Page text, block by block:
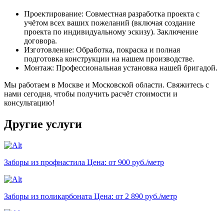
Проектирование: Совместная разработка проекта с
учётом всех ваших пожеланий (включая создание
проекта по индивидуальному эскизу). Заключение
договора.
Изготовление: Обработка, покраска и полная
подготовка конструкции на нашем производстве.
Монтаж: Профессиональная установка нашей бригадой.
Мы работаем в Москве и Московской области. Свяжитесь с
нами сегодня, чтобы получить расчёт стоимости и
консультацию!
Другие услуги
Заборы из профнастила Цена: от 900 руб./метр
Заборы из поликарбоната Цена: от 2 890 руб./метр